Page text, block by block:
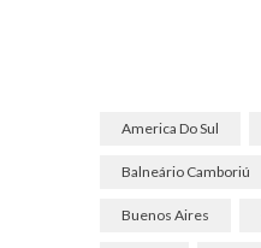
America Do Sul
Balneário Camboriú
Buenos Aires